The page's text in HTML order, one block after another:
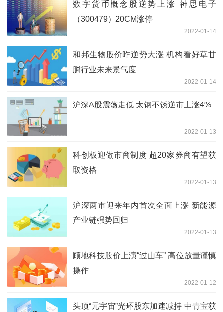
数字货币概念股逆势上涨 神思电子
（300479）20CM涨停
2022-01-14
和邦生物股价昨逆势大涨 机构看好草甘
膦行业未来景气度
2022-01-14
沪深A股震荡走低 太钢不锈逆市上涨4%
2022-01-13
科创板迎做市商制度 超20家券商有望获
取资格
2022-01-13
沪深两市迎来年内首次全面上涨 新能源
产业链强势回归
2022-01-13
顾地科技股价上演“过山车” 高位放量谨慎
操作
2022-01-12
头顶“元宇宙”光环股东加速减持 中青宝获